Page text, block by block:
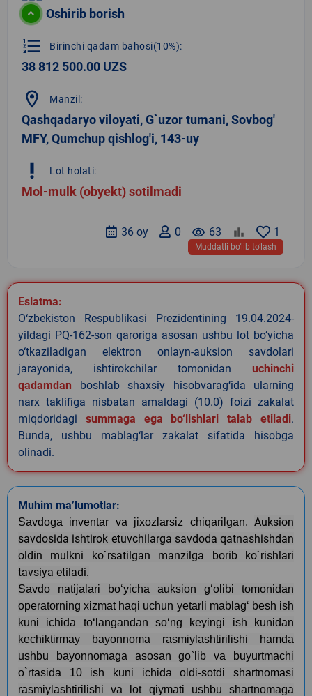
Oshirib borish
format_list_numbered Birinchi qadam bahosi(10%):
38 812 500.00 UZS
location_on Manzil:
Qashqadaryo viloyati, G`uzor tumani, Sovbog'
MFY, Qumchup qishlog'i, 143-uy
priority_high Lot holati:
Mol-mulk (obyekt) sotilmadi
1
remove_red_eye 63
0
36 oy
Muddatli bo‘lib to‘lash
Eslatma:
O‘zbekiston Respublikasi Prezidentining 19.04.2024-
yildagi PQ-162-son qaroriga asosan ushbu lot bo‘yicha
o‘tkaziladigan elektron onlayn-auksion savdolari
jarayonida, ishtirokchilar tomonidan uchinchi
qadamdan boshlab shaxsiy hisobvarag‘ida ularning
narx taklifiga nisbatan amaldagi (10.0) foizi zakalat
miqdoridagi summaga ega bo‘lishlari talab etiladi.
Bunda, ushbu mablag‘lar zakalat sifatida hisobga
olinadi.
Muhim ma’lumotlar:
Savdoga inventar va jixozlarsiz chiqarilgan. Auksion
savdosida ishtirok etuvchilarga savdoda qatnashishdan
oldin mulkni ko`rsatilgan manzilga borib ko`rishlari
tavsiya etiladi.
Savdo natijalari bo‘yicha auksion g‘olibi tomonidan
operatorning xizmat haqi uchun yetarli mablag‘ besh ish
kuni ichida to‘langandan so‘ng keyingi ish kunidan
kechiktirmay bayonnoma rasmiylashtirilishi hamda
ushbu bayonnomaga asosan go`lib va buyurtmachi
o`rtasida 10 ish kuni ichida oldi-sotdi shartnomasi
rasmiylashtirilishi va lot qiymati ushbu shartnomaga